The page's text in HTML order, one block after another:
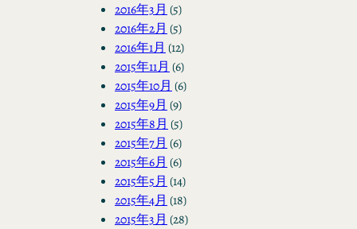
2016年3月 (5)
2016年2月 (5)
2016年1月 (12)
2015年11月 (6)
2015年10月 (6)
2015年9月 (9)
2015年8月 (5)
2015年7月 (6)
2015年6月 (6)
2015年5月 (14)
2015年4月 (18)
2015年3月 (28)